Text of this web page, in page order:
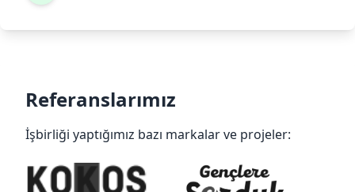
Referanslarımız
İşbirliği yaptığımız bazı markalar ve projeler: